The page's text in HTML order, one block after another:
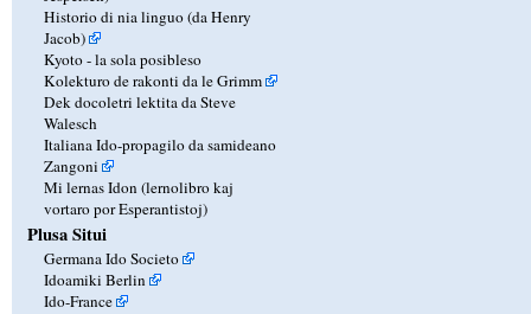
Historio di nia linguo (da Henry
Jacob)
Kyoto - la sola posibleso
Kolekturo de rakonti da le Grimm
Dek docoletri lektita da Steve
Walesch
Italiana Ido-propagilo da samideano
Zangoni
Mi lernas Idon (lernolibro kaj
vortaro por Esperantistoj)
Plusa Situi
Germana Ido Societo
Idoamiki Berlin
Ido-France